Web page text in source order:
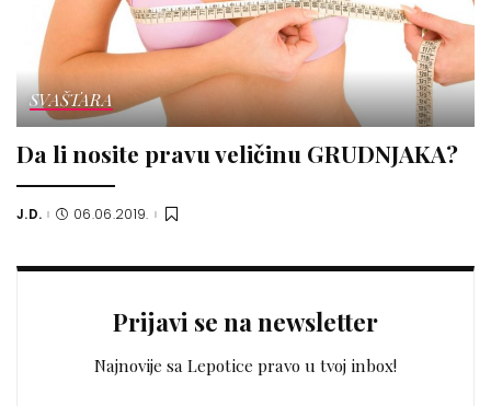
SVAŠTARA
Da li nosite pravu veličinu GRUDNJAKA?
Posted
J.D. 06.06.2019.
Prijavi se na newsletter
Najnovije sa Lepotice pravo u tvoj inbox!